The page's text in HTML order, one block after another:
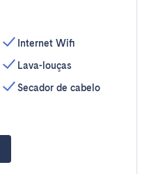
Internet Wifi
Lava-louças
Secador de cabelo